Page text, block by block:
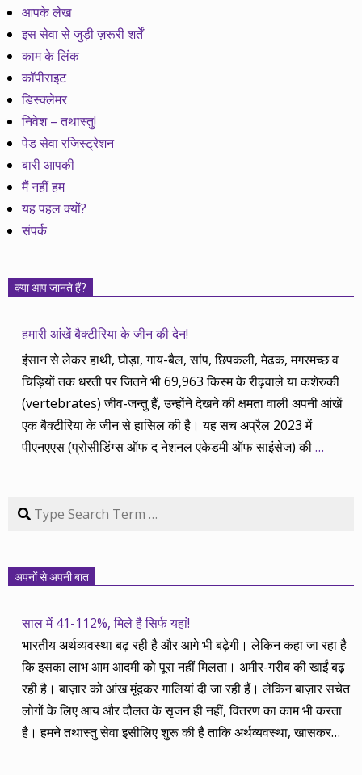
आपके लेख
इस सेवा से जुड़ी ज़रूरी शर्तें
काम के लिंक
कॉपीराइट
डिस्क्लेमर
निवेश – तथास्तु!
पेड सेवा रजिस्ट्रेशन
बारी आपकी
मैं नहीं हम
यह पहल क्यों?
संपर्क
क्या आप जानते हैं?
हमारी आंखें बैक्टीरिया के जीन की देन!
इंसान से लेकर हाथी, घोड़ा, गाय-बैल, सांप, छिपकली, मेढक, मगरमच्छ व
चिड़ियों तक धरती पर जितने भी 69,963 किस्म के रीढ़वाले या कशेरुकी
(vertebrates) जीव-जन्तु हैं, उन्होंने देखने की क्षमता वाली अपनी आंखें
एक बैक्टीरिया के जीन से हासिल की है। यह सच अप्रैल 2023 में
पीएनएएस (प्रोसीडिंग्स ऑफ द नेशनल एकेडमी ऑफ साइंसेज) की…
Search
अपनों से अपनी बात
साल में 41-112%, मिले है सिर्फ यहां!
भारतीय अर्थव्यवस्था बढ़ रही है और आगे भी बढ़ेगी। लेकिन कहा जा रहा है
कि इसका लाभ आम आदमी को पूरा नहीं मिलता। अमीर-गरीब की खाईं बढ़
रही है। बाज़ार को आंख मूंदकर गालियां दी जा रही हैं। लेकिन बाज़ार सचेत
लोगों के लिए आय और दौलत के सृजन ही नहीं, वितरण का काम भी करता
है। हमने तथास्तु सेवा इसीलिए शुरू की है ताकि अर्थव्यवस्था, खासकर